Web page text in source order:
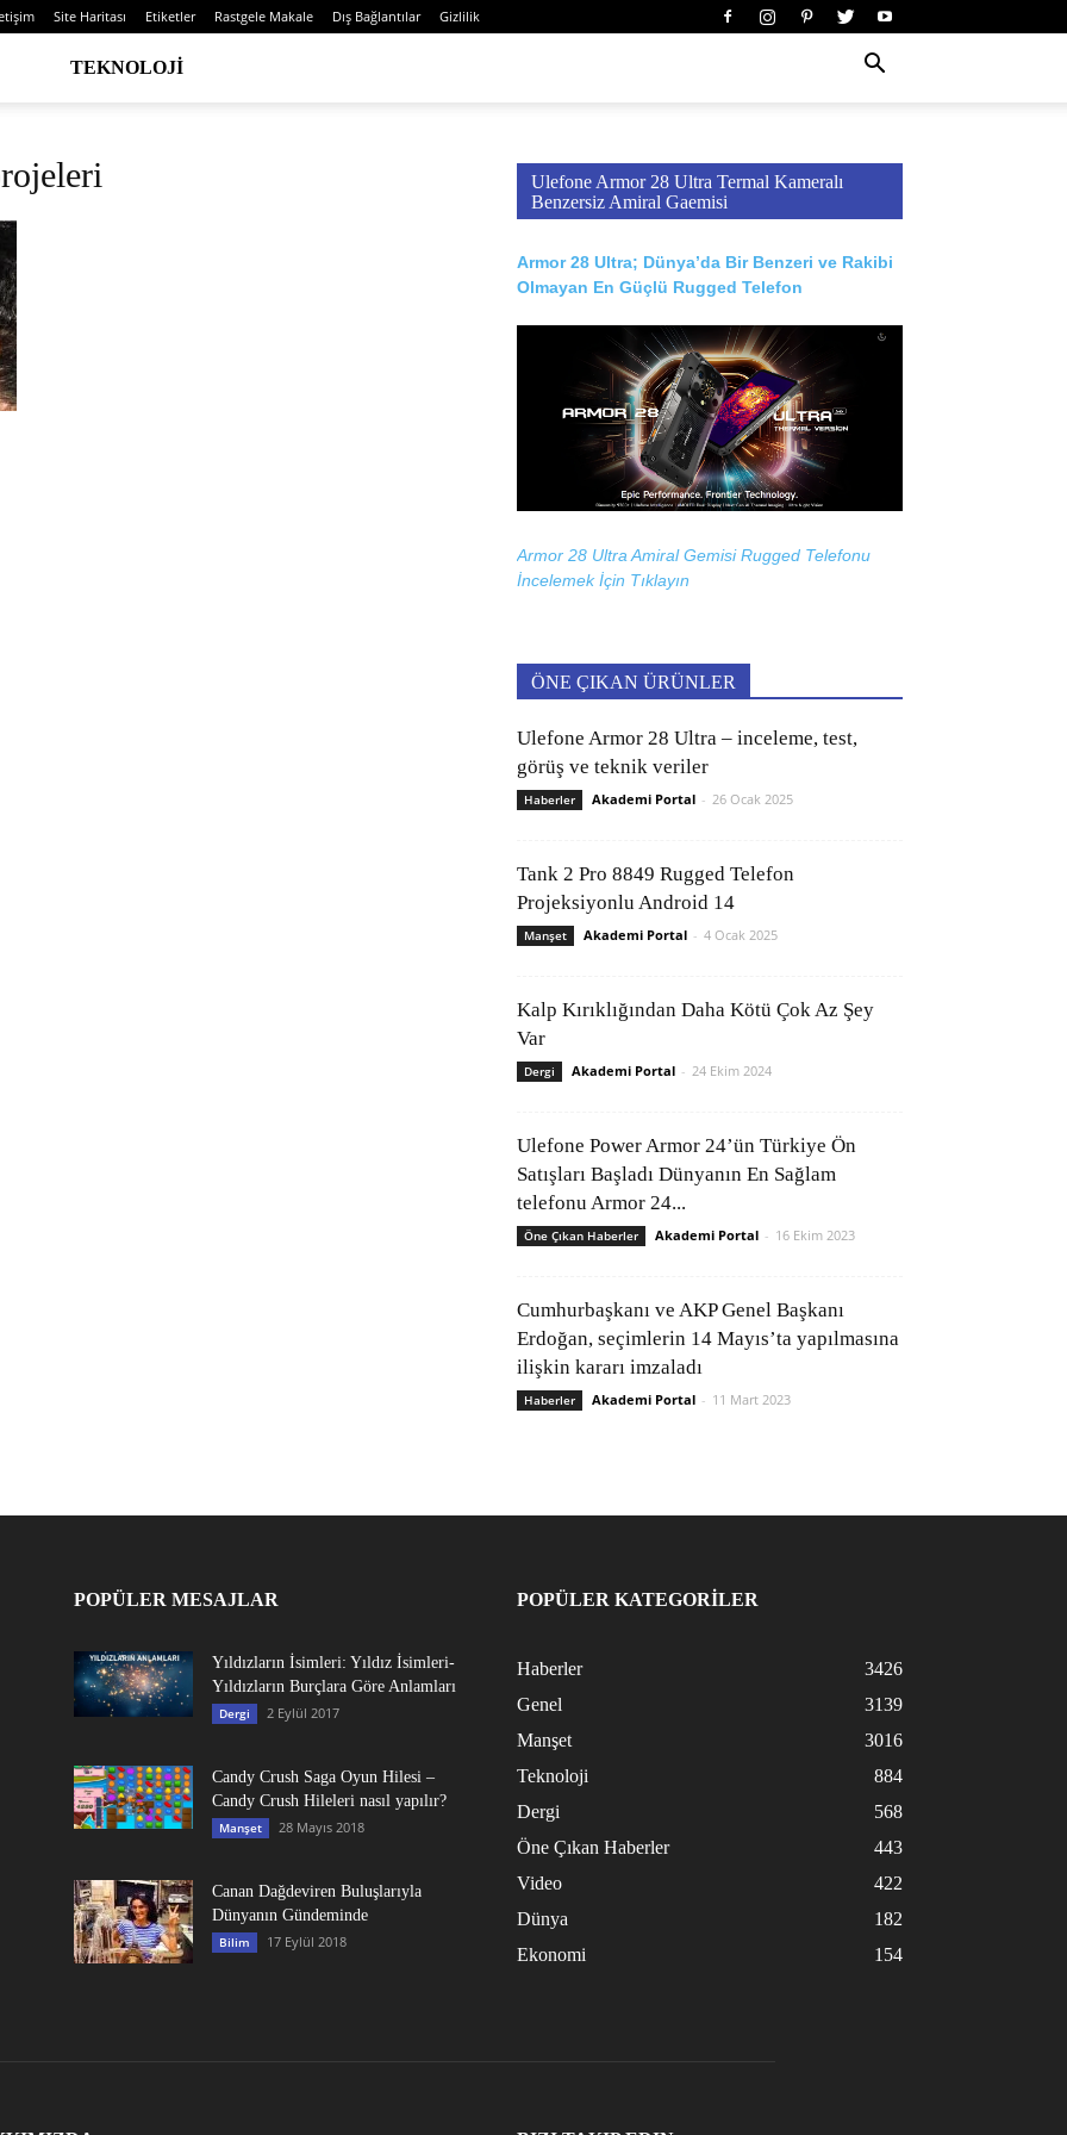
Site Haritası Etiketler Rastgele Makale Dış Bağlantılar Gizlilik
TEKNOLOJI
Ulefone Armor 28 Ultra Termal Kameralı
Benzersiz Amiral Gaemisi
Armor 28 Ultra; Dünya’da Bir Benzeri ve Rakibi
Olmayan En Güçlü Rugged Telefon
Armor 28 Ultra Amiral Gemisi Rugged Telefonu
İncelemek İçin Tıklayın
ÖNE ÇIKAN ÜRÜNLER
Ulefone Armor 28 Ultra – inceleme, test,
görüş ve teknik veriler
Haberler Akademi Portal - 26 Ocak 2025
Tank 2 Pro 8849 Rugged Telefon
Projeksiyonlu Android 14
Manşet Akademi Portal - 4 Ocak 2025
Kalp Kırıklığından Daha Kötü Çok Az Şey
Var
Dergi Akademi Portal - 24 Ekim 2024
Ulefone Power Armor 24’ün Türkiye Ön
Satışları Başladı Dünyanın En Sağlam
telefonu Armor 24...
Öne Çıkan Haberler Akademi Portal - 16 Ekim 2023
Cumhurbaşkanı ve AKP Genel Başkanı
Erdoğan, seçimlerin 14 Mayıs’ta yapılmasına
ilişkin kararı imzaladı
Haberler Akademi Portal - 11 Mart 2023
POPÜLER MESAJLAR
Yıldızların İsimleri: Yıldız İsimleri-
Yıldızların Burçlara Göre Anlamları
Dergi 2 Eylül 2017
Candy Crush Saga Oyun Hilesi –
Candy Crush Hileleri nasıl yapılır?
Manşet 28 Mayıs 2018
Canan Dağdeviren Buluşlarıyla
Dünyanın Gündeminde
Bilim 17 Eylül 2018
POPÜLER KATEGORİLER
Haberler
3426
Genel
3139
Manşet
3016
Teknoloji
884
Dergi
568
Öne Çıkan Haberler
443
Video
422
Dünya
182
Ekonomi
154